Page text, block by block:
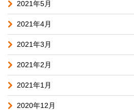
2021年5月
2021年4月
2021年3月
2021年2月
2021年1月
2020年12月